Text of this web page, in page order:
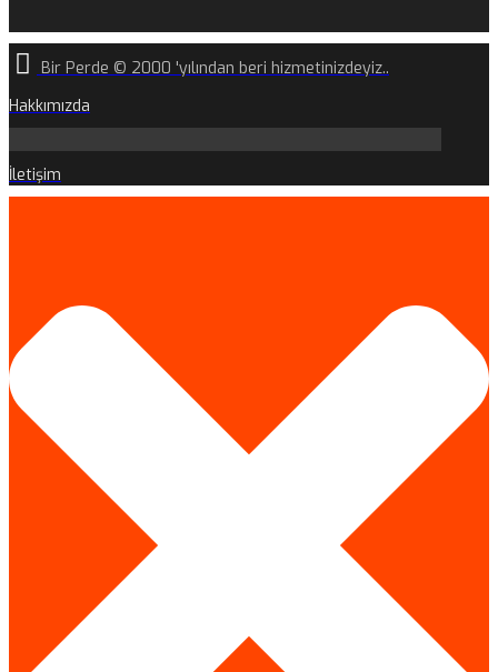
Bir Perde © 2000 'yılından beri hizmetinizdeyiz..
Hakkımızda
İletişim